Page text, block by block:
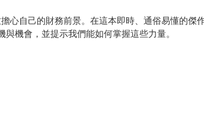
心自己的財務前景。在這本即時、通俗易懂的傑
機會，並提示我們能如何掌握這些力量。